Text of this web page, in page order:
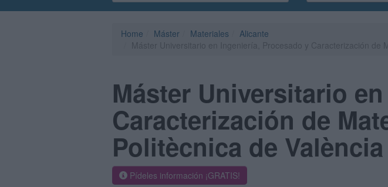
Home Máster Materiales
Alicante
Máster Universitario
Caracterización de
Politècnica de
Pídeles información ¡GRATIS!